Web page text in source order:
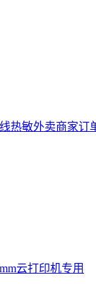
热敏外卖商家订
云打印机专用